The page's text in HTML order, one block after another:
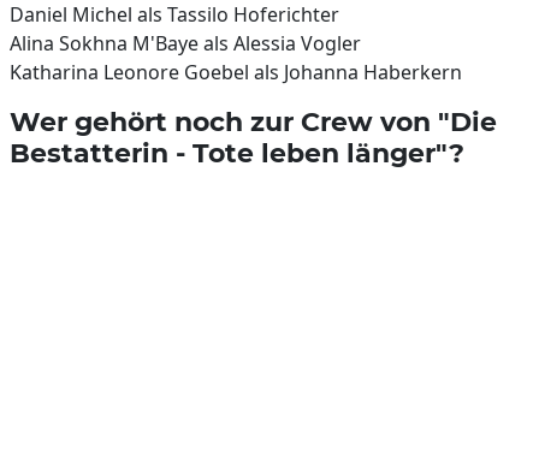
Daniel Michel als Tassilo Hoferichter
Alina Sokhna M'Baye als Alessia Vogler
Katharina Leonore Goebel als Johanna Haberkern
Wer gehört noch zur Crew von "Die
Bestatterin - Tote leben länger"?